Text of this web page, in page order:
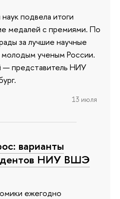
подвела итоги
медалей с премиями. По
за лучшие научные
ученым России.
— представитель НИУ
13 июля
варианты
НИУ ВШЭ
ежегодно